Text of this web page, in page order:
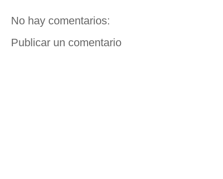
No hay comentarios:
Publicar un comentario